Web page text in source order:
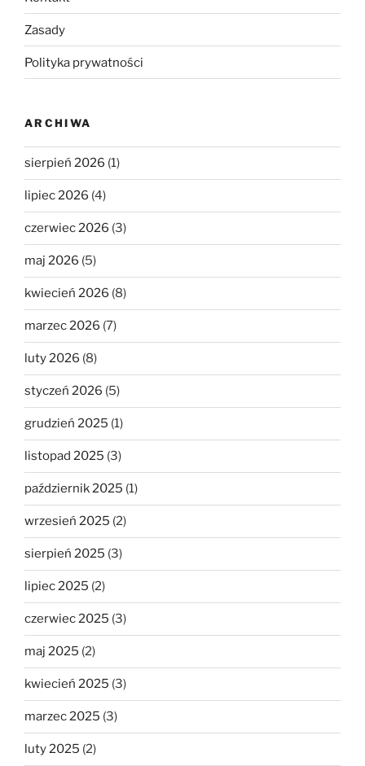
Zasady
Polityka prywatności
ARCHIWA
sierpień 2026 (1)
lipiec 2026 (4)
czerwiec 2026 (3)
maj 2026 (5)
kwiecień 2026 (8)
marzec 2026 (7)
luty 2026 (8)
styczeń 2026 (5)
grudzień 2025 (1)
listopad 2025 (3)
październik 2025 (1)
wrzesień 2025 (2)
sierpień 2025 (3)
lipiec 2025 (2)
czerwiec 2025 (3)
maj 2025 (2)
kwiecień 2025 (3)
marzec 2025 (3)
luty 2025 (2)